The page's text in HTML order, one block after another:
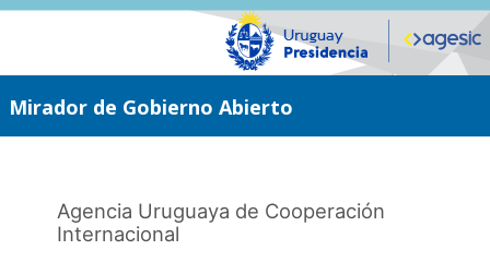
Saltar
Mirador de Gobierno Abierto
Agencia Uruguaya de Cooperación
Internacional